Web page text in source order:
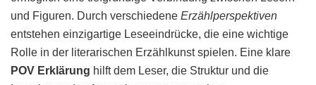
und Figuren. Durch verschiedene Erzählperspektiven
entstehen einzigartige Leseeindrücke, die eine wichtige
Rolle in der literarischen Erzählkunst spielen. Eine klare
POV Erklärung hilft dem Leser, die Struktur und die